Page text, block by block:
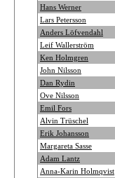
Hans Werner
Lars Petersson
Anders Löfvendahl
Leif Wallerström
Ken Holmgren
John Nilsson
Dan Rydin
Ove Nilsson
Emil Fors
Alvin Trüschel
Erik Johansson
Margareta Sasse
Adam Lantz
Anna-Karin Holmqvist